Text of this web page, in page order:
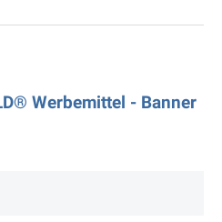
Werbemittel - Banner